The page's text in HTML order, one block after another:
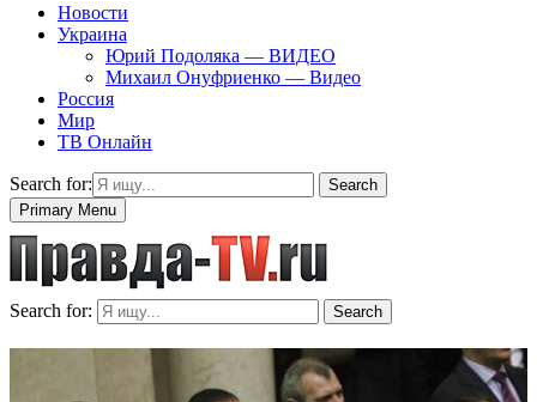
Новости
Украина
Юрий Подоляка — ВИДЕО
Михаил Онуфриенко — Видео
Россия
Мир
ТВ Онлайн
Search for:
Search
Primary Menu
Search for: Search